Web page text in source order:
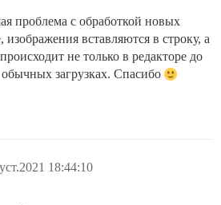
проблема с обработкой новых
вставляются в строку, а
не только в редакторе до
загрузках. Спасибо
18:44:10